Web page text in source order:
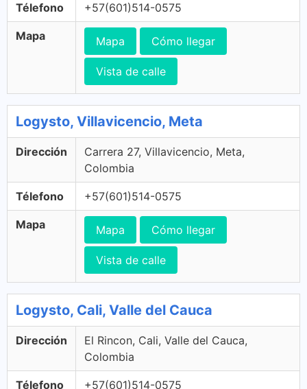
Télefono +57(601)514-0575
Mapa Mapa Cómo llegar
Vista de calle
Logysto, Villavicencio, Meta
Dirección
Carrera 27, Villavicencio, Meta,
Colombia
Télefono +57(601)514-0575
Mapa Mapa Cómo llegar
Vista de calle
Logysto, Cali, Valle del Cauca
Dirección
El Rincon, Cali, Valle del Cauca,
Colombia
Télefono +57(601)514-0575